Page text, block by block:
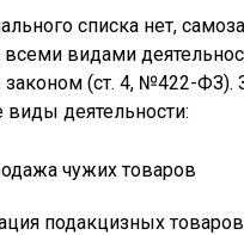
списка нет,
всеми видами
(ст. 4, №422-ФЗ).
деятельности:
чужих товаров
подакцизных